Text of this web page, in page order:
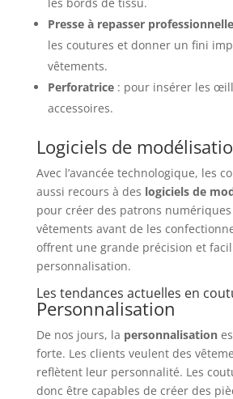
Presse à repasser professionnelle
les coutures et donner un fini
vêtements.
Perforatrice: pour insérer les
accessoires.
Logiciels de
Avec l’avancée technologique, les
aussi recours à des logiciels de
pour créer des patrons
vêtements avant de les
offrent une grande précision et
personnalisation.
Les tendances actuelles en
Personnalisation
De nos jours, la personnalisation
forte. Les clients veulent des
reflètent leur personnalité. Les
donc être capables de créer des